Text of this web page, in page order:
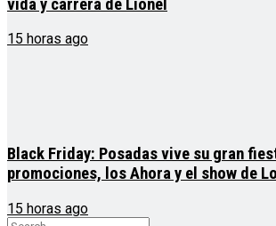
vida y carrera de Lionel
15 horas ago
Black Friday: Posadas vive su gran
promociones, los Ahora y el show de
15 horas ago